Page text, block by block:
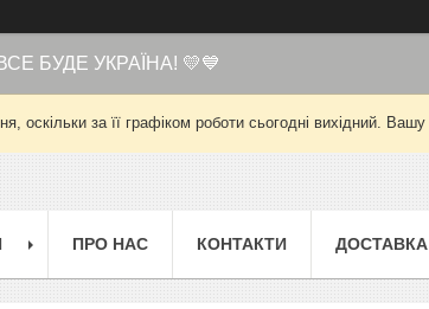
ВСЕ БУДЕ УКРАЇНА! 💛💙
оскільки за її графіком роботи сьогодні вихідний.
ПРО НАС КОНТАКТИ ДОСТАВКА